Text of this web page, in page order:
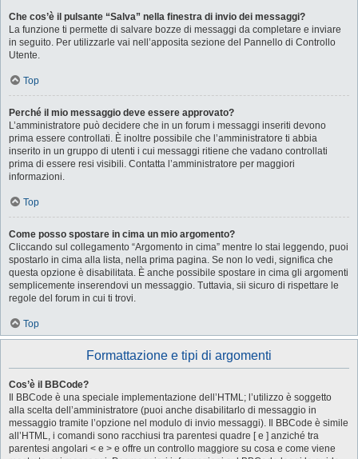
Che cos’è il pulsante “Salva” nella finestra di invio dei messaggi?
La funzione ti permette di salvare bozze di messaggi da completare e inviare
in seguito. Per utilizzarle vai nell’apposita sezione del Pannello di Controllo
Utente.
Top
Perché il mio messaggio deve essere approvato?
L’amministratore può decidere che in un forum i messaggi inseriti devono
prima essere controllati. È inoltre possibile che l’amministratore ti abbia
inserito in un gruppo di utenti i cui messaggi ritiene che vadano controllati
prima di essere resi visibili. Contatta l’amministratore per maggiori
informazioni.
Top
Come posso spostare in cima un mio argomento?
Cliccando sul collegamento “Argomento in cima” mentre lo stai leggendo, puoi
spostarlo in cima alla lista, nella prima pagina. Se non lo vedi, significa che
questa opzione è disabilitata. È anche possibile spostare in cima gli argomenti
semplicemente inserendovi un messaggio. Tuttavia, sii sicuro di rispettare le
regole del forum in cui ti trovi.
Top
Formattazione e tipi di argomenti
Cos’è il BBCode?
Il BBCode è una speciale implementazione dell’HTML; l’utilizzo è soggetto
alla scelta dell’amministratore (puoi anche disabilitarlo di messaggio in
messaggio tramite l’opzione nel modulo di invio messaggi). Il BBCode è simile
all’HTML, i comandi sono racchiusi tra parentesi quadre [ e ] anziché tra
parentesi angolari < e > e offre un controllo maggiore su cosa e come viene